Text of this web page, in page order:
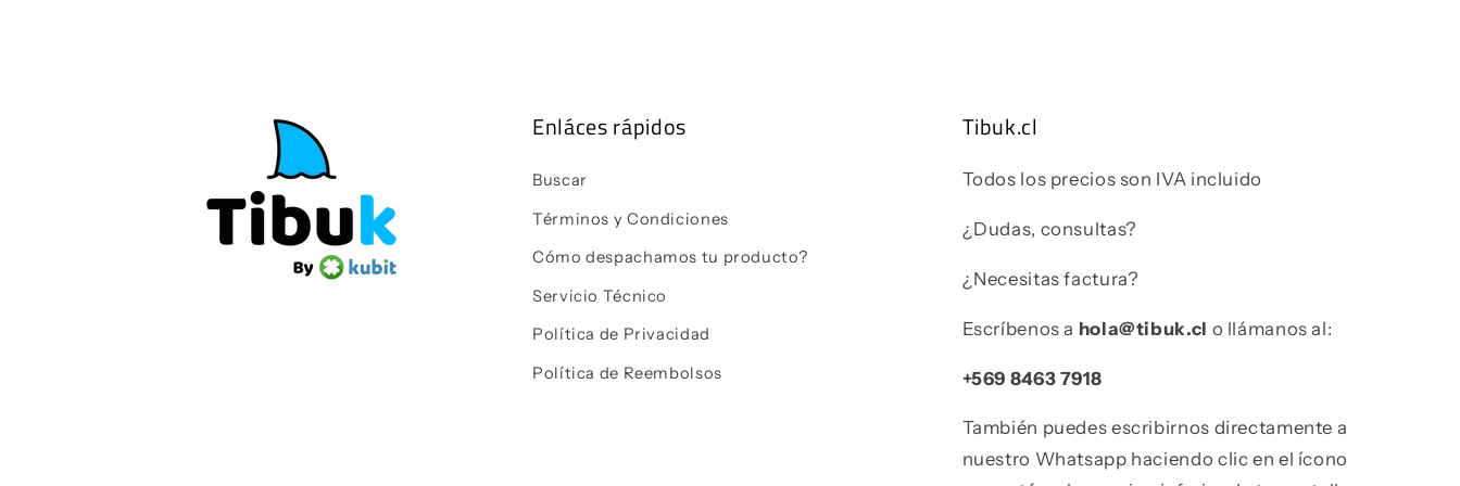
Enláces rápidos
Buscar
Términos y Condiciones
Cómo despachamos tu producto?
Servicio Técnico
Política de Privacidad
Política de Reembolsos
Tibuk.cl
Todos los precios son IVA incluido
¿Dudas, consultas?
¿Necesitas factura?
Escríbenos a hola@tibuk.cl o llámanos al:
+569 8463 7918
También puedes escribirnos directamente a
nuestro Whatsapp haciendo clic en el ícono